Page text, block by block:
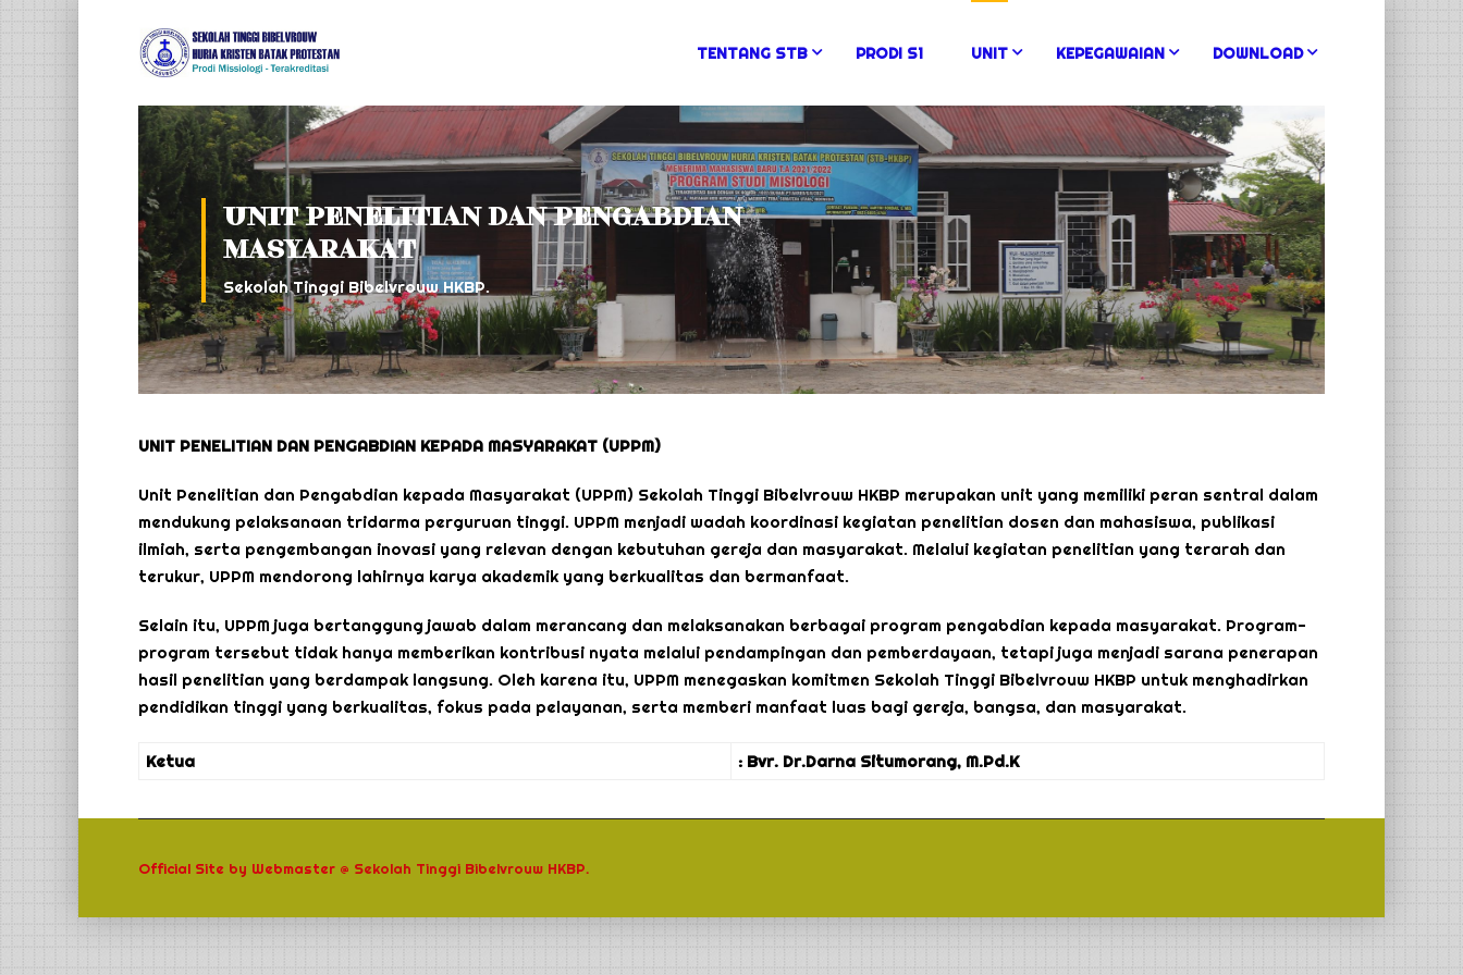
TENTANG STB PRODI S1 UNIT KEPEGAWAIAN DOWNLOAD
UNIT PENELITIAN DAN PENGABDIAN
MASYARAKAT
Sekolah Tinggi Bibelvrouw HKBP.
UNIT PENELITIAN DAN PENGABDIAN KEPADA MASYARAKAT (UPPM)
Unit Penelitian dan Pengabdian kepada Masyarakat (UPPM) Sekolah Tinggi Bibelvrouw HKBP merupakan unit yang memiliki peran sentral dalam
mendukung pelaksanaan tridarma perguruan tinggi. UPPM menjadi wadah koordinasi kegiatan penelitian dosen dan mahasiswa, publikasi
ilmiah, serta pengembangan inovasi yang relevan dengan kebutuhan gereja dan masyarakat. Melalui kegiatan penelitian yang terarah dan
terukur, UPPM mendorong lahirnya karya akademik yang berkualitas dan bermanfaat.
Selain itu, UPPM juga bertanggung jawab dalam merancang dan melaksanakan berbagai program pengabdian kepada masyarakat. Program-
program tersebut tidak hanya memberikan kontribusi nyata melalui pendampingan dan pemberdayaan, tetapi juga menjadi sarana penerapan
hasil penelitian yang berdampak langsung. Oleh karena itu, UPPM menegaskan komitmen Sekolah Tinggi Bibelvrouw HKBP untuk menghadirkan
pendidikan tinggi yang berkualitas, fokus pada pelayanan, serta memberi manfaat luas bagi gereja, bangsa, dan masyarakat.
Ketua : Bvr. Dr.Darna Situmorang, M.Pd.K
Official Site by Webmaster @ Sekolah Tinggi Bibelvrouw HKBP.